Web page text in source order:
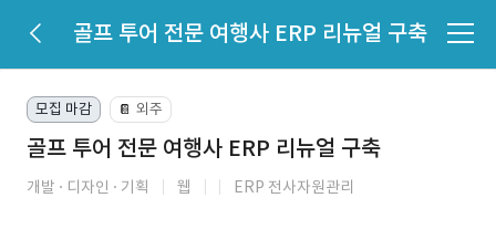
골프 투어 전문 여행사 ERP 리뉴얼 구축
모집 마감 📔 외주
골프 투어 전문 여행사 ERP 리뉴얼 구축
개발 디자인 기획 웹 ERP 전사자원관리